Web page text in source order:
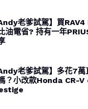
Andy老爹試駕】買
油電省? 持有一年
Andy老爹試駕】多花7萬
？小改款Honda CR-V